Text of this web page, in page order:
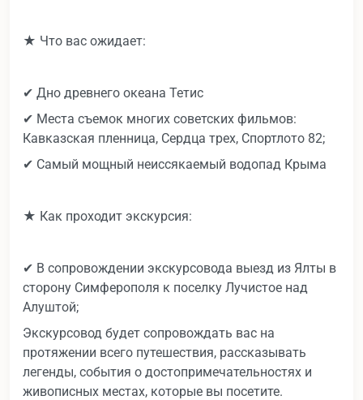
★ Что вас ожидает:
✔ Дно древнего океана Тетис
✔ Места съемок многих советских фильмов:
Кавказская пленница, Сердца трех, Спортлото 82;
✔ Самый мощный неиссякаемый водопад Крыма
★ Как проходит экскурсия:
✔ В сопровождении экскурсовода выезд из Ялты в
сторону Симферополя к поселку Лучистое над
Алуштой;
Экскурсовод будет сопровождать вас на
протяжении всего путешествия, рассказывать
легенды, события о достопримечательностях и
живописных местах, которые вы посетите.